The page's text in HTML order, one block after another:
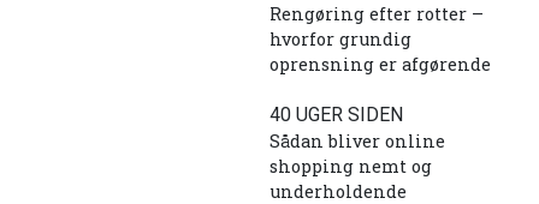
Rengøring efter rotter –
hvorfor grundig
oprensning er afgørende
40 UGER SIDEN
Sådan bliver online
shopping nemt og
underholdende